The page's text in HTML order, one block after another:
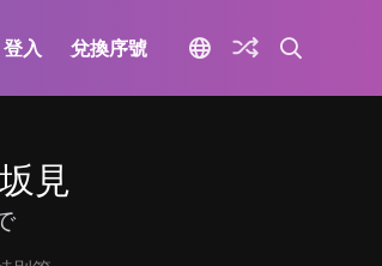
登入 兌換序號
見